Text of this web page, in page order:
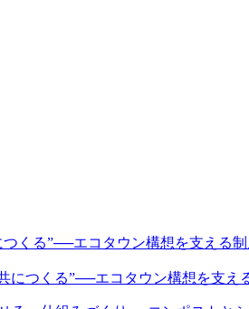
つくる”──エコタウン構想を支え